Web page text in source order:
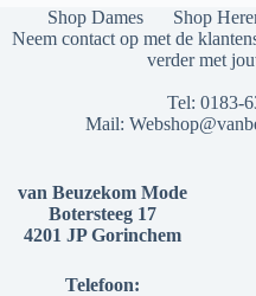
Shop Dames Shop
Neem contact op met de
verder met
Tel: 0183-
Mail:
van Beuzekom Mode
Botersteeg 17
4201 JP Gorinchem
Telefoon: